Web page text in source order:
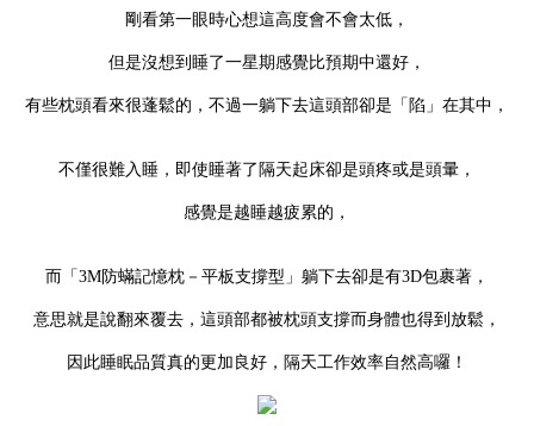
剛看第一眼時心想這高度會不會太低，
但是沒想到睡了一星期感覺比預期中還好，
有些枕頭看來很蓬鬆的，不過一躺下去這頭部卻是「陷」在其中，
不僅很難入睡，即使睡著了隔天起床卻是頭疼或是頭暈，
感覺是越睡越疲累的，
而「 3M防蟎記憶枕－平板支撐型」躺下去卻是有3D包裹著，
意思就是說翻來覆去，這頭部都被枕頭支撐而身體也得到放鬆，
因此睡眠品質真的更加良好，隔天工作效率自然高囉！